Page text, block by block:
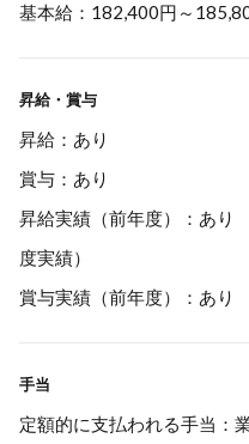
基本給：182,400円～
昇給・賞与
昇給：あり
賞与：あり
昇給実績（前年度）：あ
度実績）
賞与実績（前年度）：あり
手当
定額的に支払われる手当：